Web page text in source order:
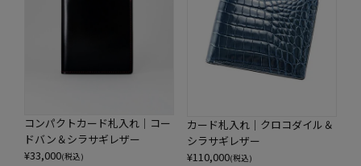
コンパクトカード札入れ｜コー
ドバン＆シラサギレザー
¥33,000(税込)
カード札入れ｜クロコダイル＆
シラサギレザー
¥110,000(税込)